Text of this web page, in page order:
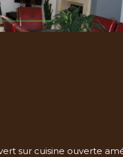
sur cuisine ouverte